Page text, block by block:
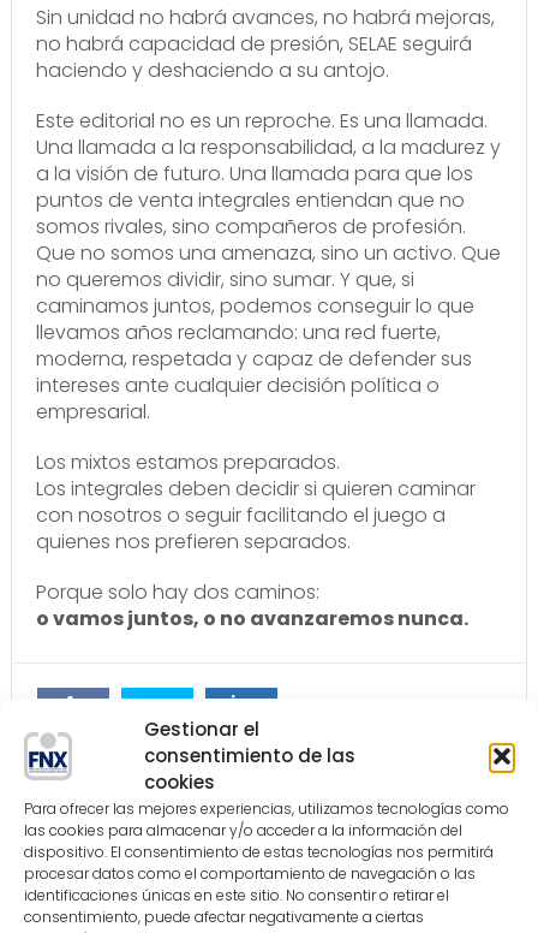
Gestionar el
consentimiento de las
cookies
Para ofrecer las mejores experiencias, utilizamos tecnologías como
las cookies para almacenar y/o acceder a la información del
dispositivo. El consentimiento de estas tecnologías nos permitirá
procesar datos como el comportamiento de navegación o las
identificaciones únicas en este sitio. No consentir o retirar el
consentimiento, puede afectar negativamente a ciertas
Sin unidad no habrá avances, no habrá mejoras,
no habrá capacidad de presión, SELAE seguirá
haciendo y deshaciendo a su antojo.
Este editorial no es un reproche. Es una llamada.
Una llamada a la responsabilidad, a la madurez y
a la visión de futuro. Una llamada para que los
puntos de venta integrales entiendan que no
somos rivales, sino compañeros de profesión.
Que no somos una amenaza, sino un activo. Que
no queremos dividir, sino sumar. Y que, si
caminamos juntos, podemos conseguir lo que
llevamos años reclamando: una red fuerte,
moderna, respetada y capaz de defender sus
intereses ante cualquier decisión política o
empresarial.
Los mixtos estamos preparados.
Los integrales deben decidir si quieren caminar
con nosotros o seguir facilitando el juego a
quienes nos prefieren separados.
Porque solo hay dos caminos:
o vamos juntos, o no avanzaremos nunca.
Comparte
Tweet
Comparte
Nuestra Apuesta 176
on:mayo 27, 2026